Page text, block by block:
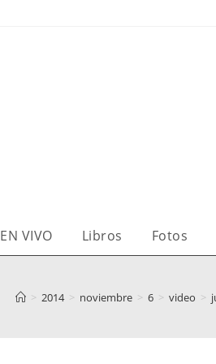
EN VIVO Libros Fotos
> 2014 > noviembre > 6 > video >